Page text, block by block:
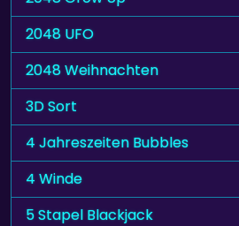
2048 UFO
2048 Weihnachten
3D Sort
4 Jahreszeiten Bubbles
4 Winde
5 Stapel Blackjack